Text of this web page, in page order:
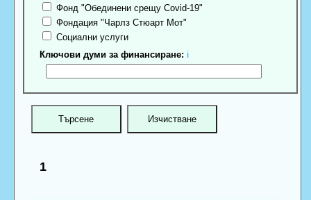
Фонд "Обединени срещу Covid-19"
Фондация "Чарлз Стюарт Мот"
Социални услуги
Ключови думи за финансиране: ℹ
1